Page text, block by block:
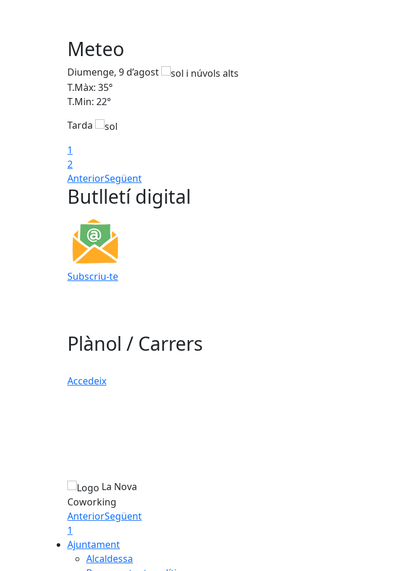
Meteo
Diumenge, 9 d’agost
T.Màx: 35°
T.Min: 22°
Tarda
1
2
AnteriorSegüent
Butlletí digital
Subscriu-te
Plànol / Carrers
Accedeix
La Nova
Coworking
AnteriorSegüent
1
Ajuntament
Alcaldessa